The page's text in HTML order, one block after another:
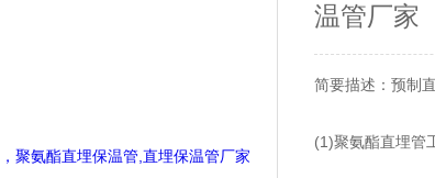
温管厂家
简要描述：预制
(1)聚氨酯直埋管